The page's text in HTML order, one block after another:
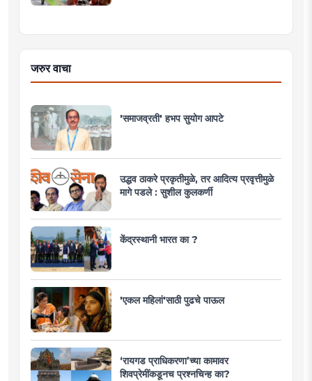
जरुर वाचा
'समाजव्रती' हभप सुयोग आपटे
उद्धव ठाकरे प्रकृतीमुळे, तर आदित्य प्रवृत्तीमुळे
मागे पडले : सुशील कुलकर्णी
केंद्रस्थानी भारत का ?
'एकल महिलां'साठी पुढचे पाऊल
‘रायगड प्राधिकरणा’च्या कामावर
शिवप्रेमींकडूनच प्रश्नचिन्ह का?